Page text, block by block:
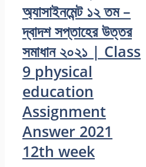
অ্যাসাইনমেন্ট ১২ তম –
দ্বাদশ সপ্তাহের উত্তর
সমাধান ২০২১ | Class
9 physical
education
Assignment
Answer 2021
12th week